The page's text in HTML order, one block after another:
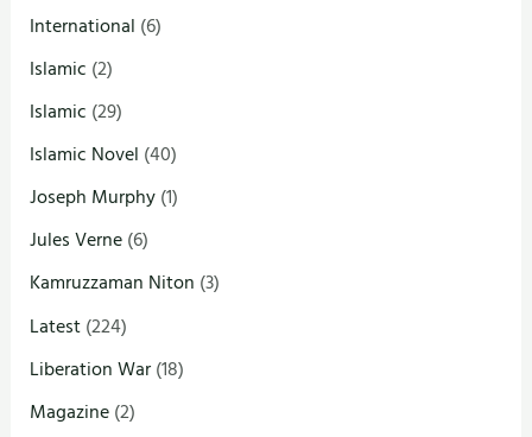
International (6)
Islamic (2)
Islamic (29)
Islamic Novel (40)
Joseph Murphy(1)
Jules Verne(6)
Kamruzzaman Niton (3)
Latest(224)
Liberation War(18)
Magazine(2)